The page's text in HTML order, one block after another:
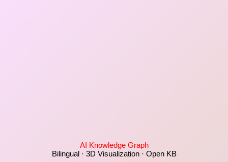
AI Knowledge Graph
Bilingual · 3D Visualization · Open KB